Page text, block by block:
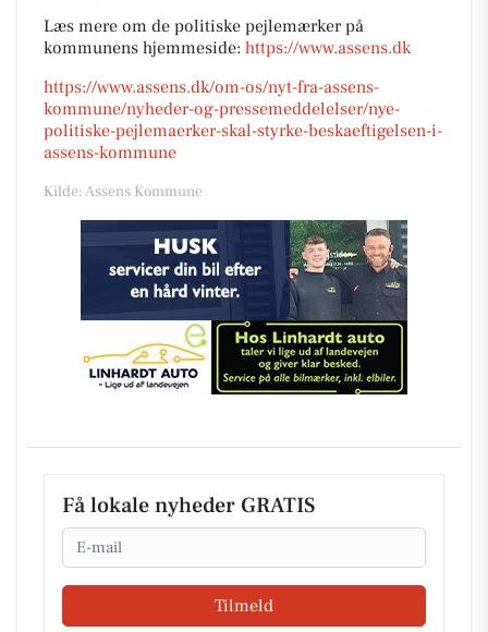
Læs mere om de politiske pejlemærker på
kommunens hjemmeside: https://www.assens.dk
https://www.assens.dk/om-os/nyt-fra-assens-
kommune/nyheder-og-pressemeddelelser/nye-
politiske-pejlemaerker-skal-styrke-beskaeftigelsen-i-
assens-kommune
Kilde: Assens Kommune
Få lokale nyheder GRATIS
Email
Tilmeld